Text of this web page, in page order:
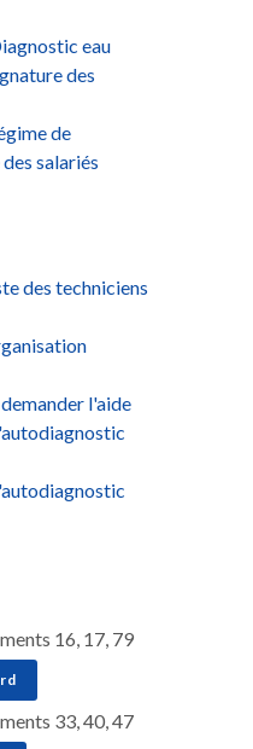
eau
des
de
salariés
des techniciens
l'aide
16, 17, 79
33, 40, 47